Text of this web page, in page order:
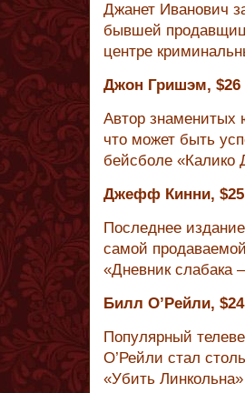
Джанет Иванович
бывшей
центре
Джон Гришэм,
Автор знаменитых
что может быть
бейсболе «Калико
Джефф Кинни,
Последнее
самой
«Дневник слабака
Билл О’Рейли,
Популярный
О’Рейли стал
«Убить